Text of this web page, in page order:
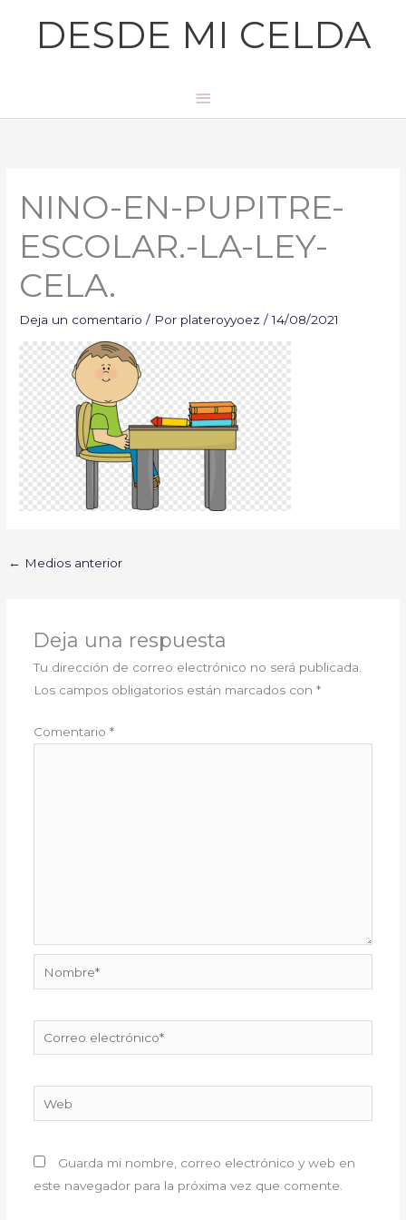
DESDE MI CELDA
Menú
principal
NINO-EN-PUPITRE-
ESCOLAR.-LA-LEY-
CELA.
Deja un comentario / Por plateroyyoez/14/08/2021
← Medios anterior
Deja una respuesta
Tu dirección de correo electrónico no será publicada.
Los campos obligatorios están marcados con *
Comentario *
Nombre*
electrónico*
Guarda mi nombre, correo electrónico y web en
este navegador para la próxima vez que comente.